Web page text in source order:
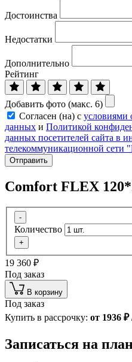
Достоинства
Недостатки
Дополнительно
Рейтинг
Добавить фото (макс. 6)
Согласен (на) с условиями
данных и Политикой
данных посетителей сайта в
телекоммуникационной сети
Отправить
Comfort FLEX
-
Количество
+
19 360 ₽
Под заказ
В корзину
Под заказ
Купить в рассрочку: от 1936 ₽
Записаться на